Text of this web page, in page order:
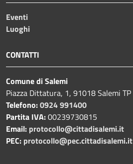
Eventi
Luoghi
CONTATTI
Comune di Salemi
Piazza Dittatura, 1, 91018 Salemi TP
Telefono:0924 991400
Partita IVA:00239730815
Email: protocollo@cittadisalemi.it
PEC: protocollo@pec.cittadisalemi.it